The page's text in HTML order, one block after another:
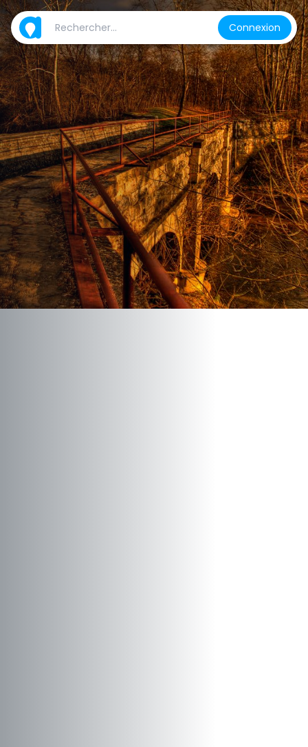
Connexion